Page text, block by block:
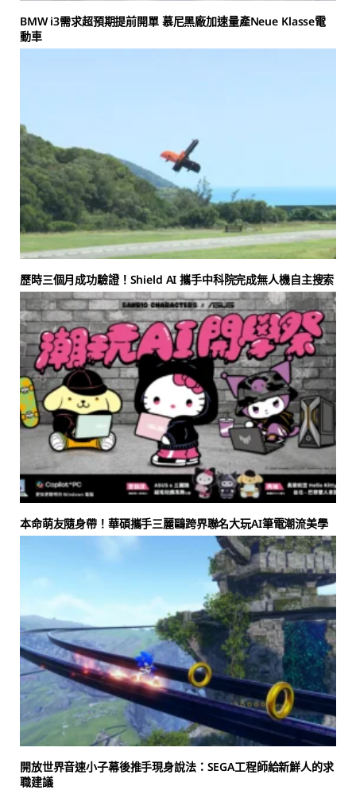
BMW i3需求超預期提前開單 慕尼黑廠加速量產Neue Klasse電
動車
歷時三個月成功驗證！Shield AI 攜手中科院完成無人機自主搜索
本命萌友隨身帶！華碩攜手三麗鷗跨界聯名大玩AI筆電潮流美學
開放世界音速小子幕後推手現身說法：SEGA工程師給新鮮人的求
職建議